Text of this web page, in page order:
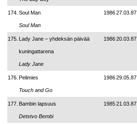
174. Soul Man
Soul Man
198627.03.87
175. Lady Jane – yhdeksän päivää
kuningattarena
Lady Jane
198620.03.87
176. Pelimies
Touch and Go
198629.05.87
177. Bambin lapsuus
Detstvo Bembi
198521.03.87